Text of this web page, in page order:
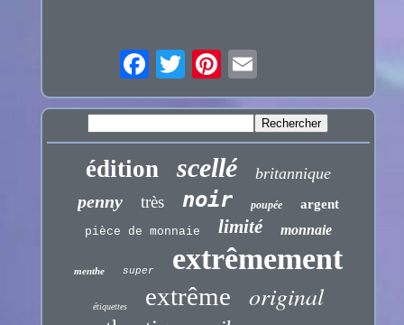
édition scellé britannique
penny très noir poupée argent
pièce de monnaie limité monnaie
menthe super extrêmement
étiquettes extrême original